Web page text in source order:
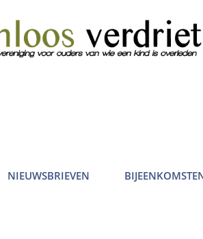
NIEUWSBRIEVEN